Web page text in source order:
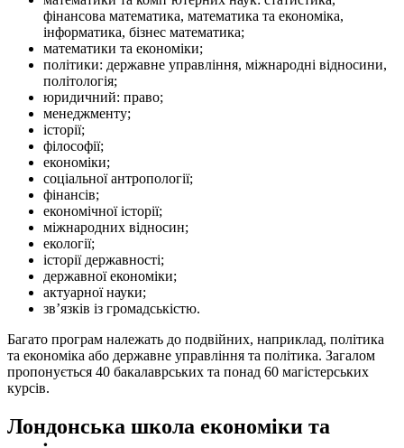
фінансова математика, математика та економіка,
інформатика, бізнес математика;
математики та економіки;
політики: державне управління, міжнародні відносини,
політологія;
юридичний: право;
менеджменту;
історії;
філософії;
економіки;
соціальної антропології;
фінансів;
економічної історії;
міжнародних відносин;
екології;
історії державності;
державної економіки;
актуарної науки;
зв’язків із громадськістю.
Багато програм належать до подвійних, наприклад, політика
та економіка або державне управління та політика. Загалом
пропонується 40 бакалаврських та понад 60 магістерських
курсів.
Лондонська школа економіки та